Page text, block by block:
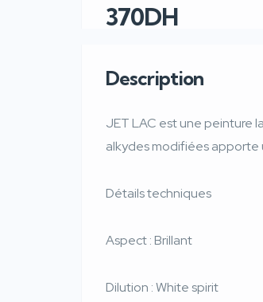
370DH
Description
JET LAC est une peinture
alkydes modifiées
Détails techniques
Aspect : Brillant
Dilution : White spirit